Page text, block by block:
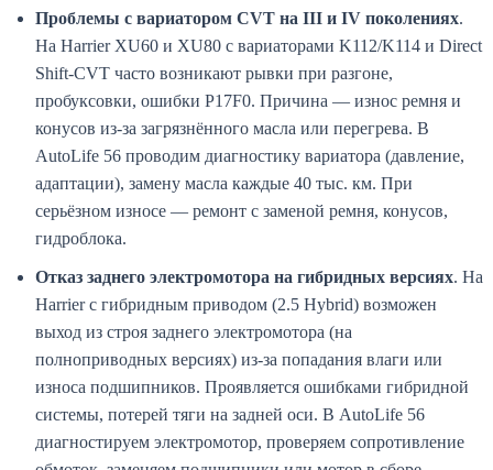
Проблемы с вариатором CVT на III и IV поколениях.
На Harrier XU60 и XU80 с вариаторами K112/K114 и Direct
Shift-CVT часто возникают рывки при разгоне,
пробуксовки, ошибки P17F0. Причина — износ ремня и
конусов из-за загрязнённого масла или перегрева. В
AutoLife 56 проводим диагностику вариатора (давление,
адаптации), замену масла каждые 40 тыс. км. При
серьёзном износе — ремонт с заменой ремня, конусов,
гидроблока.
Отказ заднего электромотора на гибридных версиях. На
Harrier с гибридным приводом (2.5 Hybrid) возможен
выход из строя заднего электромотора (на
полноприводных версиях) из-за попадания влаги или
износа подшипников. Проявляется ошибками гибридной
системы, потерей тяги на задней оси. В AutoLife 56
диагностируем электромотор, проверяем сопротивление